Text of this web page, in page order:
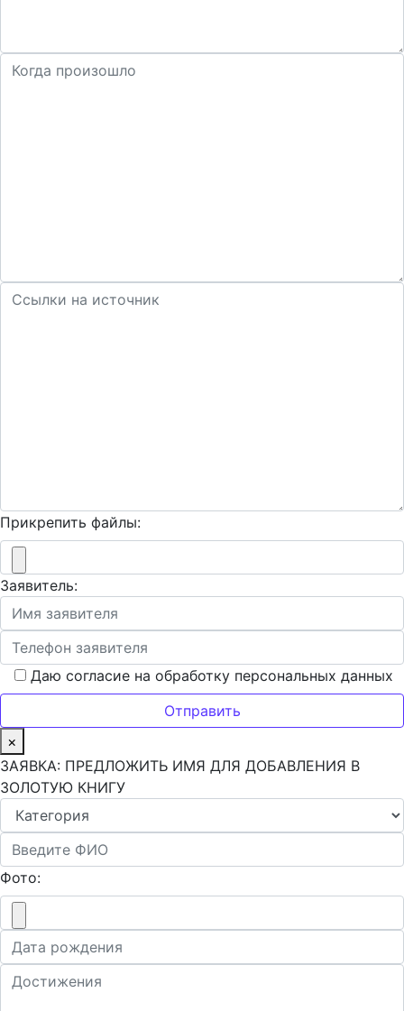
Прикрепить файлы:
Заявитель:
Даю согласие на обработку персональных данных
×
ЗАЯВКА: ПРЕДЛОЖИТЬ ИМЯ ДЛЯ ДОБАВЛЕНИЯ В
ЗОЛОТУЮ КНИГУ
Фото: